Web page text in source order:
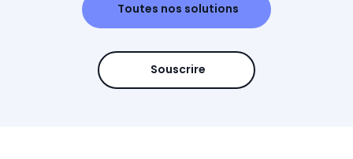
Toutes nos solutions
Souscrire